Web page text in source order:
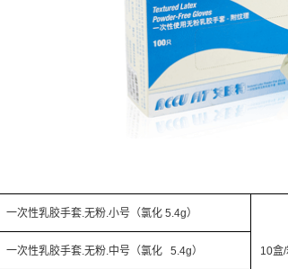
一次性乳胶手套.无粉.小号（氯化 5.4g）
10盒
一次性乳胶手套.无粉.中号（氯化 5.4g）